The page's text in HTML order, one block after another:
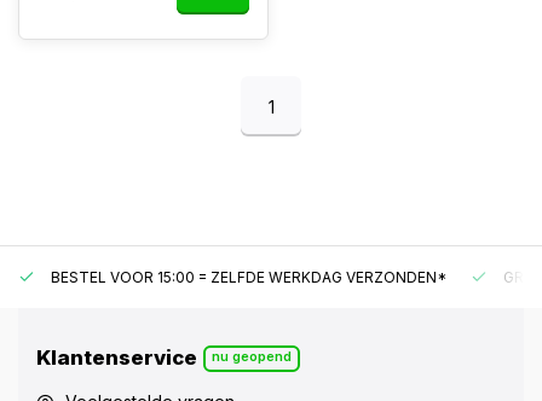
1
BESTEL VOOR 15:00 = ZELFDE WERKDAG VERZONDEN*
Klantenservice nu geopend